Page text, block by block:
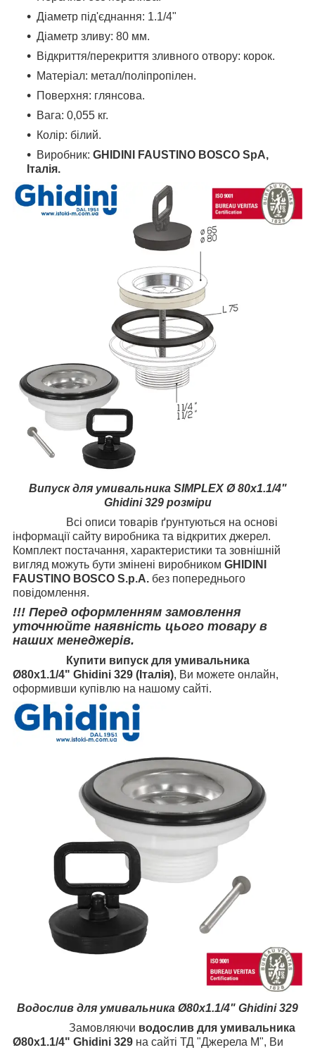
Діаметр під'єднання: 1.1/4"
Діаметр зливу: 80 мм.
Відкриття/перекриття зливного отвору: корок.
Матеріал: метал/поліпропілен.
Поверхня: глянсова.
Вага: 0,055 кг.
Колір: білий.
Виробник: GHIDINI FAUSTINO BOSCO SpA,
Італія.
Випуск для умивальника SIMPLEX Ø 80х1.1/4"
Ghidini 329 розміри
Всі описи товарів ґрунтуються на основі
інформації сайту виробника та відкритих джерел.
Комплект постачання, характеристики та зовнішній
вигляд можуть бути змінені виробником GHIDINI
FAUSTINO BOSCO S.p.A. без попереднього
повідомлення.
!!! Перед оформленням замовлення
уточнюйте наявність цього товару в
наших менеджерів.
Купити випуск для умивальника
Ø80х1.1/4" Ghidini 329 (Італія), Ви можете онлайн,
оформивши купівлю на нашому сайті.
Водослив для умивальника Ø80х1.1/4" Ghidini 329
Замовляючи водослив для умивальника
Ø80х1.1/4" Ghidini 329 на сайті ТД "Джерела М", Ви